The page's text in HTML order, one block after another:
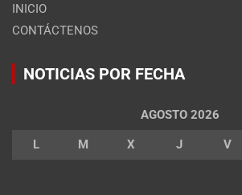
INICIO
CONTÁCTENOS
NOTICIAS POR FECHA
AGOSTO 2026
L M X J V